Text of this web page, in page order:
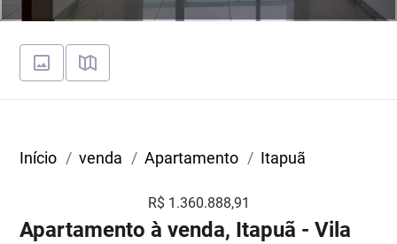
Início venda Apartamento Itapuã
R$ 1.360.888,91
Apartamento à venda, Itapuã - Vila